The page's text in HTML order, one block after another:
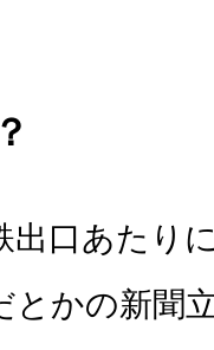
出口あたり
とかの新聞